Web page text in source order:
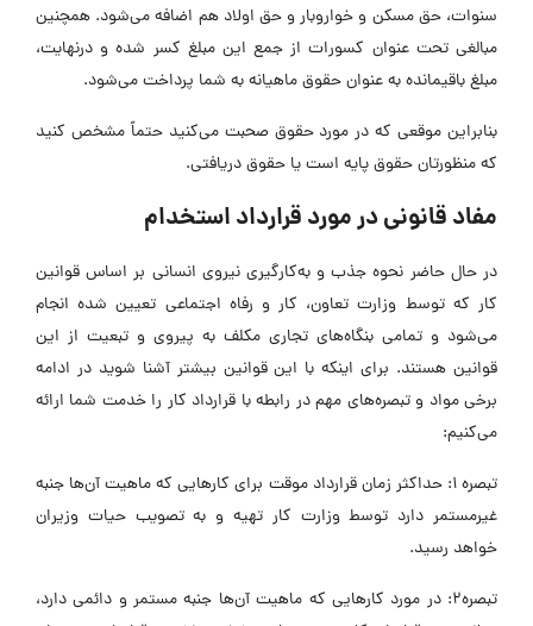
سنوات، حق مسکن و خواروبار و حق اولاد هم اضافه می‌شود. همچنین
مبالغی تحت عنوان کسورات از جمع این مبلغ کسر شده و درنهایت،
مبلغ باقیمانده به عنوان حقوق ماهیانه به شما پرداخت می‌شود.
بنابراین موقعی که در مورد حقوق صحبت می‌کنید حتماً مشخص کنید
که منظورتان حقوق پایه است یا حقوق دریافتی.
مفاد قانونی در مورد قرارداد استخدام
در حال حاضر نحوه جذب و به‌کارگیری نیروی انسانی بر اساس قوانین
کار که توسط وزارت تعاون، کار و رفاه اجتماعی تعیین شده انجام
می‌شود و تمامی بنگاه‌های تجاری مکلف به پیروی و تبعیت از این
قوانین هستند. برای اینکه با این قوانین بیشتر آشنا شوید در ادامه
برخی مواد و تبصره‌های مهم در رابطه با قرارداد کار را خدمت شما ارائه
می‌کنیم:
تبصره 1: حداکثر زمان قرارداد موقت برای کارهایی که ماهیت آن‌ها جنبه
غیرمستمر دارد توسط وزارت کار تهیه و به تصویب حیات وزیران
خواهد رسید.
تبصره2: در مورد کارهایی که ماهیت آن‌ها جنبه مستمر و دائمی دارد،